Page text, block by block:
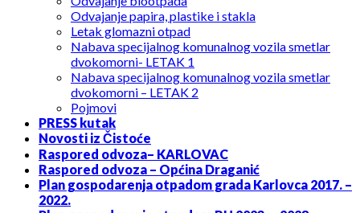
Odvajanje papira, plastike i stakla
Letak glomazni otpad
Nabava specijalnog komunalnog vozila smetlar
dvokomorni- LETAK 1
Nabava specijalnog komunalnog vozila smetlar
dvokomorni – LETAK 2
Pojmovi
PRESS kutak
Novosti iz Čistoće
Raspored odvoza– KARLOVAC
Raspored odvoza – Općina Draganić
Plan gospodarenja otpadom grada Karlovca 2017. –
2022.